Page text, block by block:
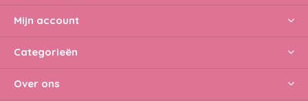
Mijn account
Categorieën
Over ons